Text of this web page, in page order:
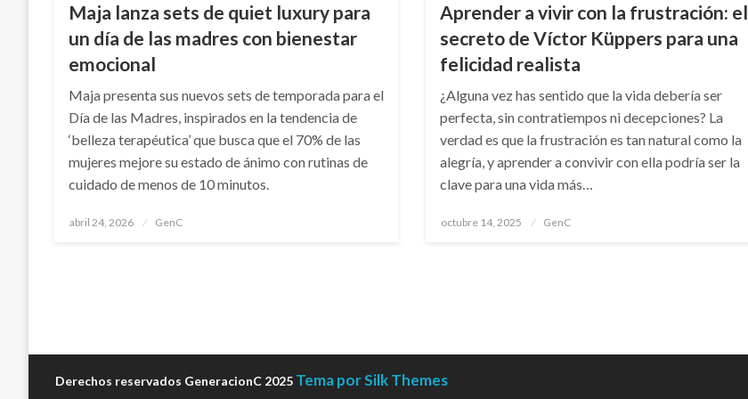
Maja lanza sets de quiet luxury para
un día de las madres con bienestar
emocional
Maja presenta sus nuevos sets de temporada para el
Día de las Madres, inspirados en la tendencia de
‘belleza terapéutica’ que busca que el 70% de las
mujeres mejore su estado de ánimo con rutinas de
cuidado de menos de 10 minutos.
Publicado
abril 24, 2026 GenC
Aprender a vivir con la frustración: el
secreto de Víctor Küppers para una
felicidad realista
¿Alguna vez has sentido que la vida debería ser
perfecta, sin contratiempos ni decepciones? La
verdad es que la frustración es tan natural como la
alegría, y aprender a convivir con ella podría ser la
clave para una vida más…
Publicado
octubre 14, 2025 GenC
Derechos reservados GeneracionC 2025 Tema por Silk Themes